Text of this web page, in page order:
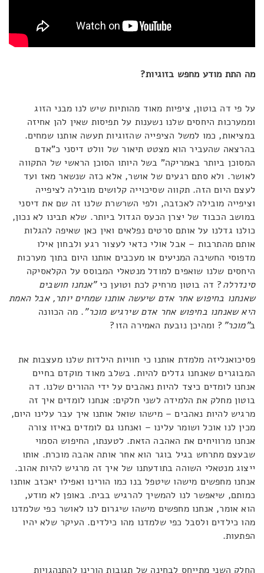
מה התת מודע מחפש בזוגיות?
על פי דה בוטון, ציפיות מאוד מהותיות שיש לנו מבני הזוג
וממערכות היחסים שלנו נשענות על תפיסות שאין להן אחיזה
במציאות, כמו למשל הציפייה שהזוגיות תעשה אותנו שמחים.
בהרצאה שהעביר הוא מצטט תיאור של וולט דיסני כ"אדם
המסוכן ביותר באמריקה" בשל היותו הסוכן הראשי של התקווה
לאושר. ולא סתם רגעים של אושר, אלא כזה שנשאר מאז ועד
לעצם היום הזה. תקווה שסיכוייה קלושים מובילה לציפייה
וציפייה מובילה לאכזבה, ולפי השרשרת שלנו זה שם את דיסני
במושב הכבוד של יצרן הכעס הגדול ביותר. שלא תבינו לא נכון,
כולנו גדלנו על אותם סרטים נפלאים ואין כאן שאיפה להגלות
אותם מהתרבות – אבל אולי כדאי לעצור רגע ולבחון אילו
מדפוסי החשיבה המניעים או מעכבים אותנו היום בתוך מערכות
היחסים שלנו שואפים למודל מנטאלי המבוסס על הקלאסיקה
סינדרלה? דה בוטון מרחיק לכת וטוען כי"אנחנו חושבים
שאנחנו בחיפוש אחר אדם שיעשה אותנו שמחים יותר, אבל האמת
היא שאנחנו בחיפוש אחר אדם שירגיש מוכר". מה הכוונה
ב"מוכר" ? ומהיכן נובעת האמירה הזו?
פסיכואנליזה מלמדת אותנו כי חוויות הילדות שלנו מעצבות את
המבוגרים שאנחנו גדלים להיות. בשלב מאוד מוקדם בחיים
אנחנו לומדים כיצד להיות נאהבים על ידי ההורים שלנו. דה
בוטון מחלק את הלמידה לשני חלקים: אנחנו לומדים איך זה
מרגיש להיות נאהבים – מישהו שואל אותנו איך עבר עלינו היום,
מכין לנו אוכל ושומר עלינו – ואנחנו גם לומדים באיזו צורה
אנחנו מרוויחים את האהבה הזאת. לטענתו, החיפוש הסמוי
שבעצם מתרחש בגיל בוגר הוא אחר אותה אהבה מוכרת. אותו
ייצוג מנטאלי השוהה בתודעתנו של איך זה מרגיש להיות אהוב.
אנחנו מחפשים מישהו שיטפל בנו כמו הורינו ואפילו יאכזב אותנו
כמותם, שיאפשר לנו להמשיך להרגיש בבית. באופן לא מודע,
הוא אומר, אנחנו מחפשים מישהו שיגרום לנו לאושר כפי שלמדנו
מהו כילדים ולסבל כפי שלמדנו מהו כילדים. העיקר שלא יהיו
הפתעות.
החלק השני מתייחס לבחינה של תגובות הורינו להתנהגויות